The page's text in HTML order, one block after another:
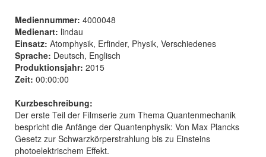
Mediennummer: 4000048
Medienart: lindau
Einsatz: Atomphysik, Erfinder, Physik, Verschiedenes
Sprache: Deutsch, Englisch
Produktionsjahr: 2015
Zeit: 00:00:00
Kurzbeschreibung:
Der erste Teil der Filmserie zum Thema Quantenmechanik
bespricht die Anfänge der Quantenphysik: Von Max Plancks
Gesetz zur Schwarzkörperstrahlung bis zu Einsteins
photoelektrischem Effekt.